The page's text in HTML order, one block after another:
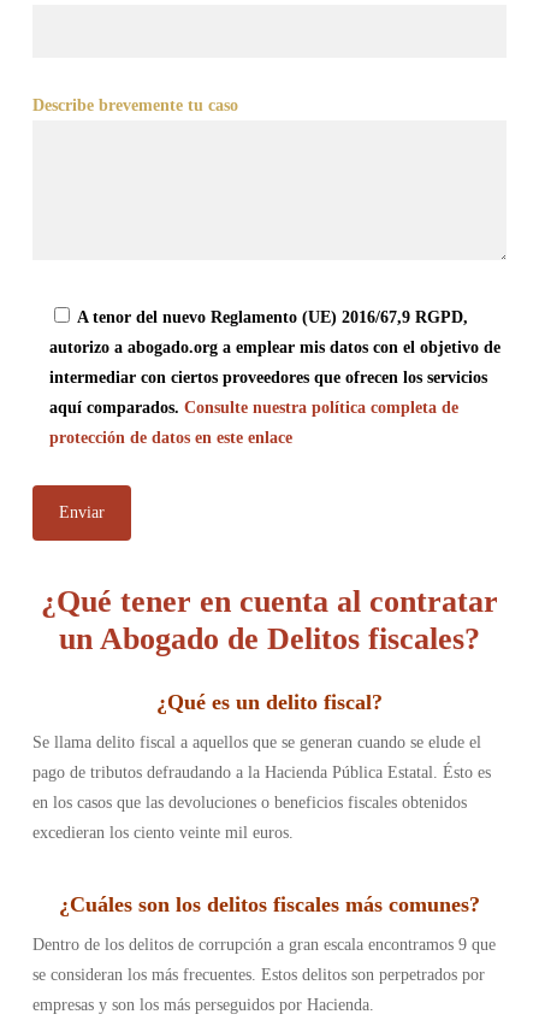
Describe brevemente tu caso
A tenor del nuevo Reglamento (UE) 2016/67,9 RGPD,
autorizo a abogado.org a emplear mis datos con el objetivo de
intermediar con ciertos proveedores que ofrecen los servicios
aquí comparados. Consulte nuestra política completa de
protección de datos en este enlace
¿Qué tener en cuenta al contratar
un Abogado de Delitos fiscales?
¿Qué es un delito fiscal?
Se llama delito fiscal a aquellos que se generan cuando se elude el
pago de tributos defraudando a la Hacienda Pública Estatal. Ésto es
en los casos que las devoluciones o beneficios fiscales obtenidos
excedieran los ciento veinte mil euros.
¿Cuáles son los delitos fiscales más comunes?
Dentro de los delitos de corrupción a gran escala encontramos 9 que
se consideran los más frecuentes. Estos delitos son perpetrados por
empresas y son los más perseguidos por Hacienda.